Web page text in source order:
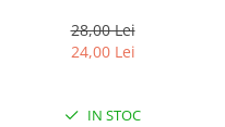
28,00 Lei
24,00 Lei
IN STOC